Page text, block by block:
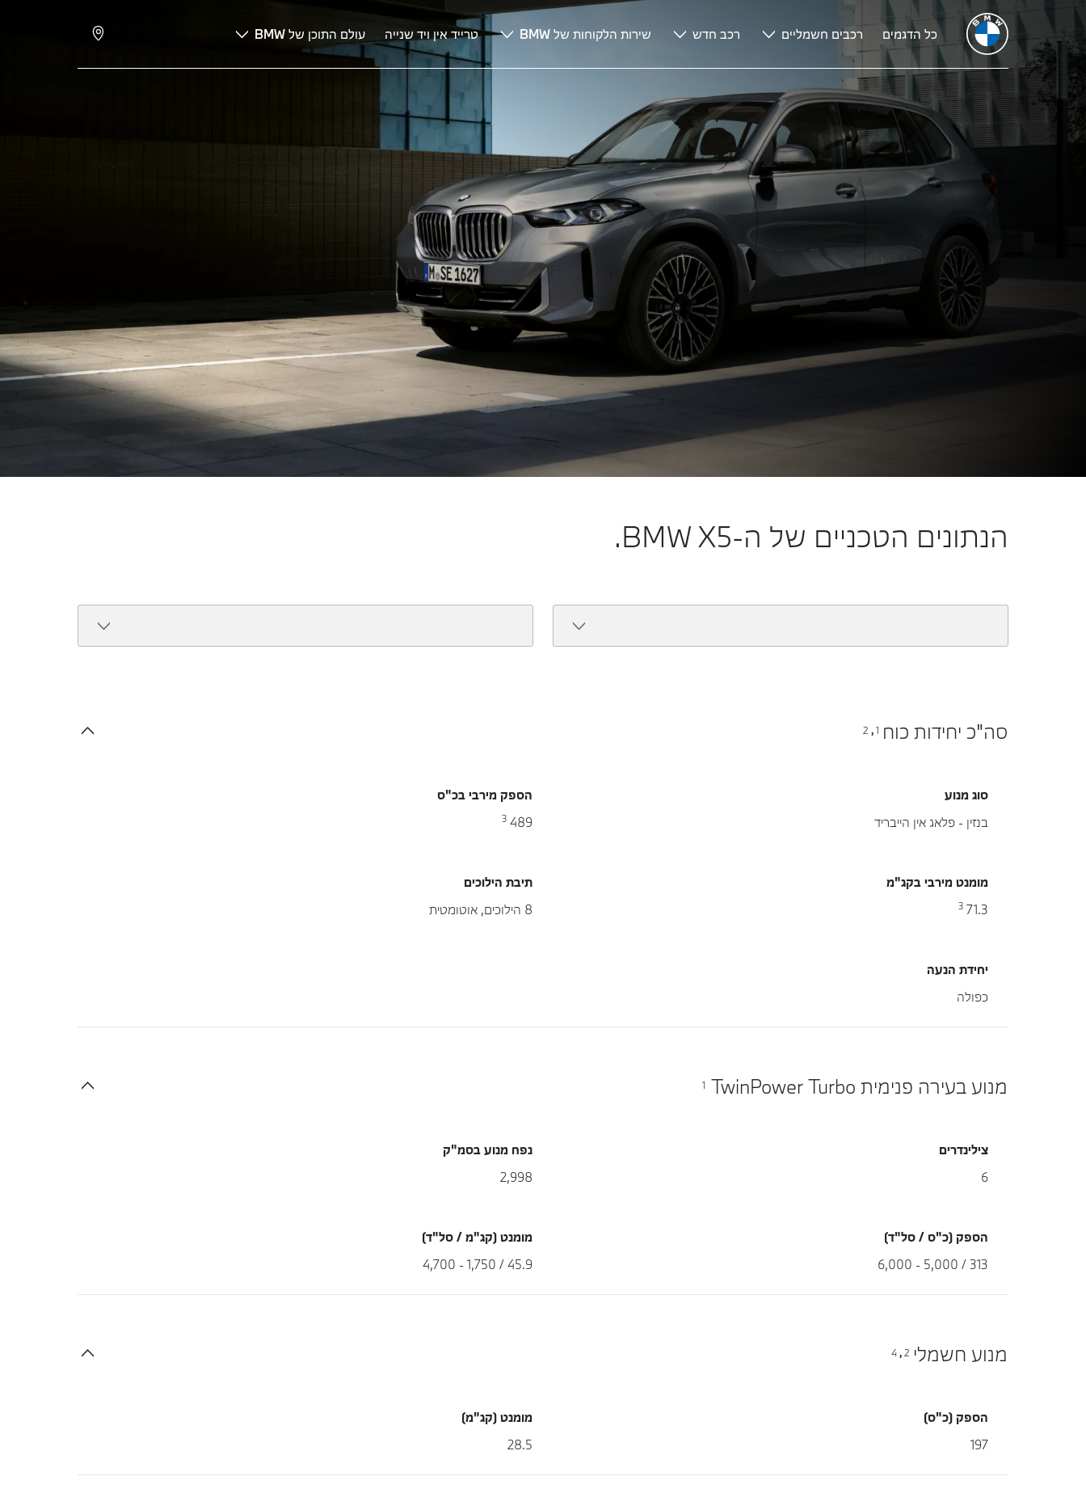
כל הדגמים רכבים חשמליים רכב חדש שירות הלקוחות של BMW טרייד אין ויד שנייה עולם התוכן של BMW
X5
הדגמים של ה-BMW X5.
הנתונים הטכניים של ה-BMW X5.
סה"כ יחידות כוח 1
,
2
סוג מנוע
בנזין - פלאג אין הייבריד
הספק מירבי בכ"ס
489
3
מומנט מירבי בקג"מ
71.3
3
תיבת הילוכים
8 הילוכים, אוטומטית
יחידת הנעה
כפולה
מנוע בעירה פנימית TwinPower Turbo 1
צילינדרים
6
נפח מנוע בסמ"ק
2,998
הספק (כ"ס / סל"ד)
313 / 5,000 - 6,000
מומנט (קג"מ / סל"ד)
45.9 / 1,750 - 4,700
מנוע חשמלי 2
,
4
הספק (כ"ס)
197
מומנט (קג"מ)
28.5